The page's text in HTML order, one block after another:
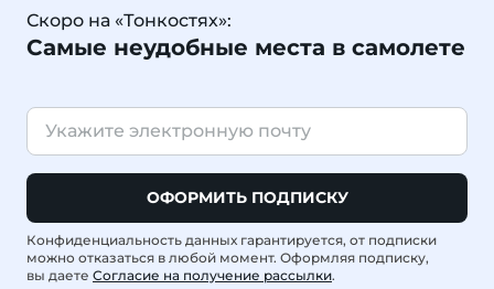
Скоро на «Тонкостях»:
Самые неудобные места в самолете
ОФОРМИТЬ ПОДПИСКУ
Конфиденциальность данных гарантируется, от подписки
можно отказаться в любой момент. Оформляя подписку,
вы даете Согласие на получение рассылки.